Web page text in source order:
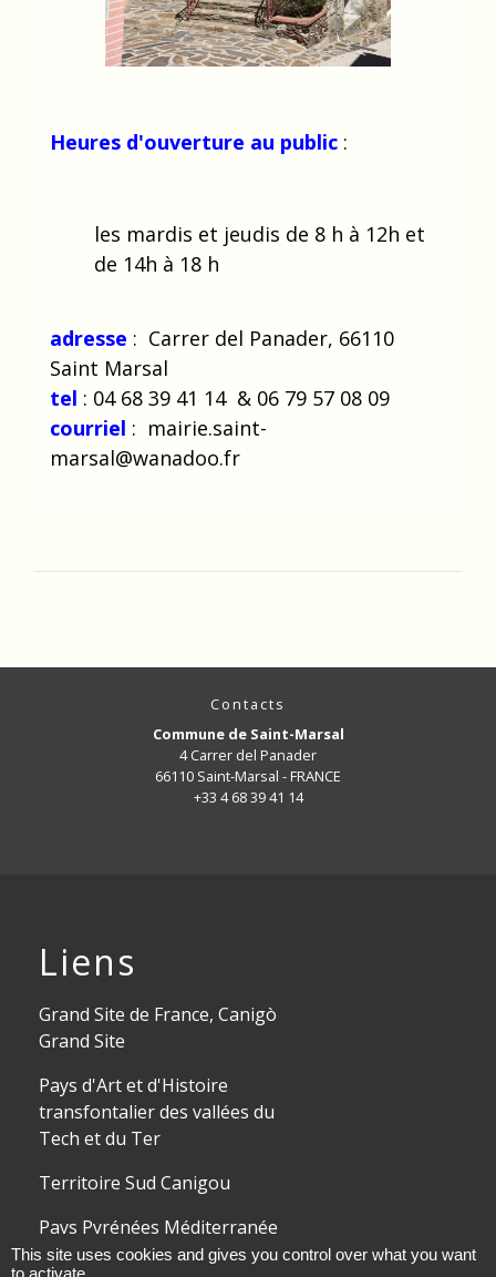
Heures d'ouverture au public :
les mardis et jeudis de 8 h à 12h et
de 14h à 18 h
adresse : Carrer del Panader, 66110
Saint Marsal
tel : 04 68 39 41 14 & 06 79 57 08 09
courriel : mairie.saint-
marsal@wanadoo.fr
Contacts
Commune de Saint-Marsal
4 Carrer del Panader
66110 Saint-Marsal - FRANCE
+33 4 68 39 41 14
Liens
Grand Site de France, Canigò
Grand Site
Pays d'Art et d'Histoire
transfontalier des vallées du
Tech et du Ter
Territoire Sud Canigou
Pays Pyrénées Méditerranée
This site uses cookies and gives you control over what you want
to activate